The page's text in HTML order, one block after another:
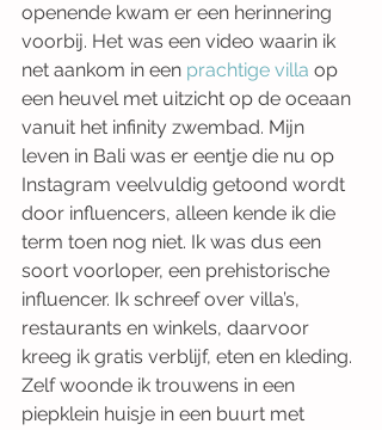
openende kwam er een herinnering
voorbij. Het was een video waarin ik
net aankom in een prachtige villa op
een heuvel met uitzicht op de oceaan
vanuit het infinity zwembad. Mijn
leven in Bali was er eentje die nu op
Instagram veelvuldig getoond wordt
door influencers, alleen kende ik die
term toen nog niet. Ik was dus een
soort voorloper, een prehistorische
influencer. Ik schreef over villa’s,
restaurants en winkels, daarvoor
kreeg ik gratis verblijf, eten en kleding.
Zelf woonde ik trouwens in een
piepklein huisje in een buurt met